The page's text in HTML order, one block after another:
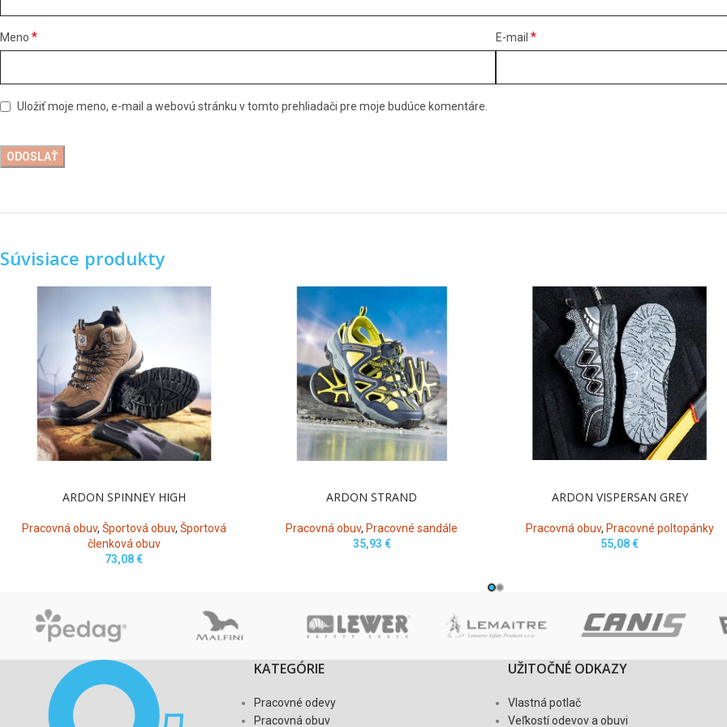
Meno * E-mail *
Uložiť moje meno, e-mail a webovú stránku v tomto prehliadači pre moje budúce komentáre.
Súvisiace produkty
ARDON SPINNEY HIGH
Pracovná obuv, Športová obuv, Športová
členková obuv
73,08€
ARDON STRAND
Pracovná obuv, Pracovné sandále
35,93 €
ARDON VISPERSAN GREY
Pracovná obuv, Pracovné poltopánky
55,08€
KATEGÓRIE
Pracovné odevy
Pracovná obuv
UŽITOČNÉ ODKAZY
Vlastná potlač
Veľkostí odevov a obuvi